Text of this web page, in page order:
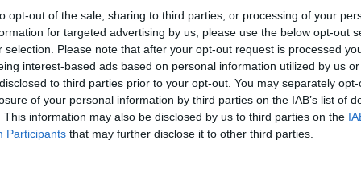
opt-out of the sale, sharing to third parties, or processing of your
for targeted advertising by us, please use the below opt-out
selection. Please note that after your opt-out request is processed
interest-based ads based on personal information utilized by us
to third parties prior to your opt-out. You may separately
of your personal information by third parties on the IAB’s list of
This information may also be disclosed by us to third parties on the
Participants that may further disclose it to other third parties.
Quantcast
Siga-nos nas redes:
YouTube
Facebook
Twitter